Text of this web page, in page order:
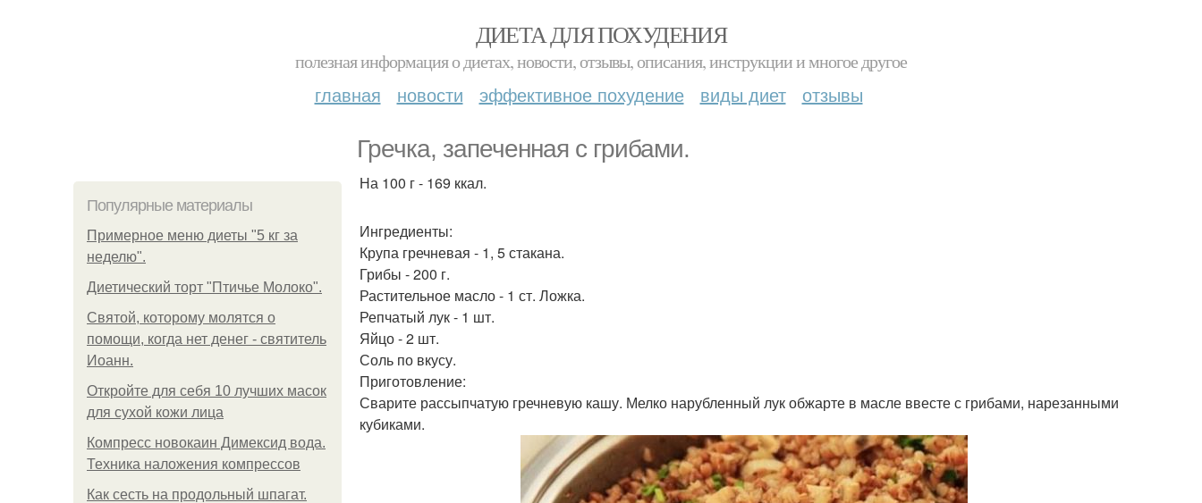
ДИЕТА ДЛЯ ПОХУДЕНИЯ
полезная информация о диетах, новости, отзывы, описания, инструкции и многое другое
главная новости эффективное похудение виды диет отзывы
Гречка, запеченная с грибами.
Популярные материалы
Примерное меню диеты "5 кг за
неделю".
Диетический торт "Птичье Молоко".
Святой, которому молятся о
помощи, когда нет денег - святитель
Иоанн.
Откройте для себя 10 лучших масок
для сухой кожи лица
Компресс новокаин Димексид вода.
Техника наложения компрессов
Как сесть на продольный шпагат.
На 100 г - 169 ккал.
Ингредиенты:
Крупа гречневая - 1, 5 стакана.
Грибы - 200 г.
Растительное масло - 1 ст. Ложка.
Репчатый лук - 1 шт.
Яйцо - 2 шт.
Соль по вкусу.
Приготовление:
Сварите рассыпчатую гречневую кашу. Мелко нарубленный лук обжарте в масле ввесте с грибами, нарезанными
кубиками.